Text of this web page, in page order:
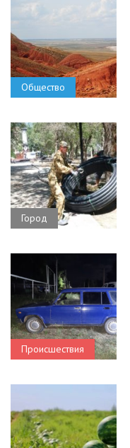
Общество
Город
Происшествия